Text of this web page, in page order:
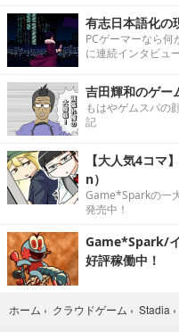
有志日本語化の
PCゲーマーなら
に連続インタビュー
吉田輝和のゲー
もはやゲムスパの
記
【大人気4コ
n）
Game*Sparkの一
発売中！
Game*Spark/
好評稼働中！
ホーム › クラウドゲーム › Stadia ›